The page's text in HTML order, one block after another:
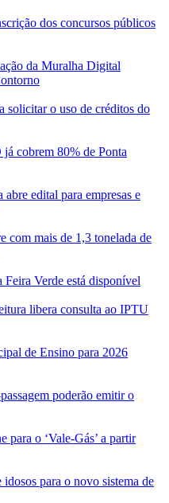
dos concursos públicos
da Muralha Digital
solicitar o uso de créditos do
cobrem 80% de Ponta
edital para empresas e
com mais de 1,3 tonelada de
Verde está disponível
libera consulta ao IPTU
de Ensino para 2026
poderão emitir o
para o ‘Vale-Gás’ a partir
para o novo sistema de